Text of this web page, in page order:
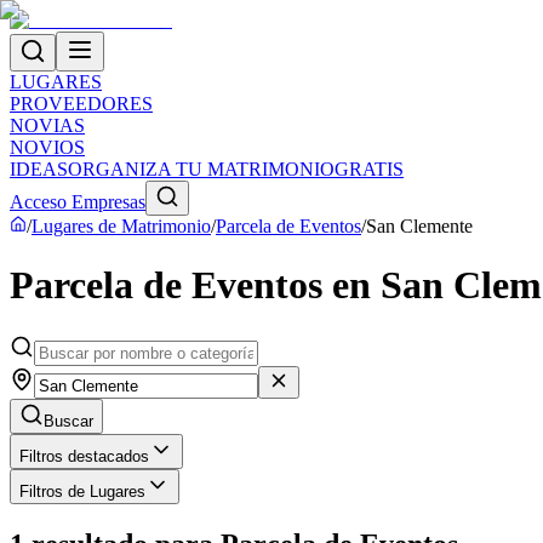
LUGARES
PROVEEDORES
NOVIAS
NOVIOS
IDEASORGANIZA TU MATRIMONIOGRATIS
Acceso Empresas
/Lugares de Matrimonio/Parcela de Eventos/San Clemente
Parcela de Eventos en San
Buscar
Filtros destacados
Filtros de Lugares